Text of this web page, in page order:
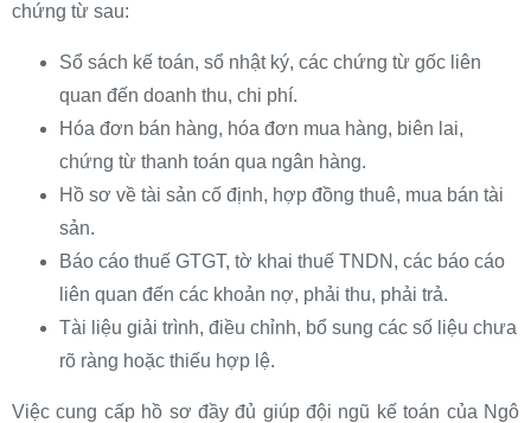
chứng từ sau:
Sổ sách kế toán, sổ nhật ký, các chứng từ gốc liên
quan đến doanh thu, chi phí.
Hóa đơn bán hàng, hóa đơn mua hàng, biên lai,
chứng từ thanh toán qua ngân hàng.
Hồ sơ về tài sản cố định, hợp đồng thuê, mua bán tài
sản.
Báo cáo thuế GTGT, tờ khai thuế TNDN, các báo cáo
liên quan đến các khoản nợ, phải thu, phải trả.
Tài liệu giải trình, điều chỉnh, bổ sung các số liệu chưa
rõ ràng hoặc thiếu hợp lệ.
Việc cung cấp hồ sơ đầy đủ giúp đội ngũ kế toán của Ngô